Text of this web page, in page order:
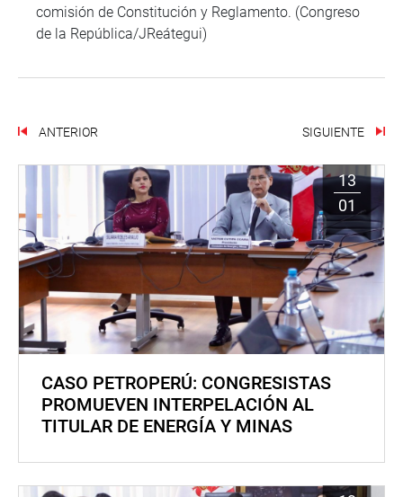
comisión de Constitución y Reglamento. (Congreso
de la República/JReátegui)
ANTERIOR SIGUIENTE
13
01
CASO PETROPERÚ: CONGRESISTAS
PROMUEVEN INTERPELACIÓN AL
TITULAR DE ENERGÍA Y MINAS